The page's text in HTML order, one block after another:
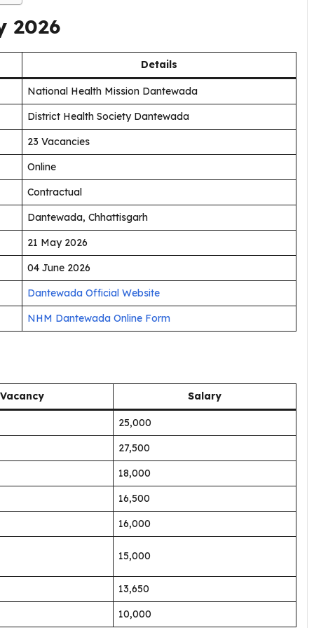
2026
Details
National Health Mission Dantewada
District Health Society Dantewada
23 Vacancies
Online
Contractual
Dantewada, Chhattisgarh
21 May 2026
04 June 2026
Dantewada Official Website
NHM Dantewada Online Form
Vacancy Salary
₹25,000
₹27,500
₹18,000
₹16,500
₹16,000
₹15,000
₹13,650
₹10,000